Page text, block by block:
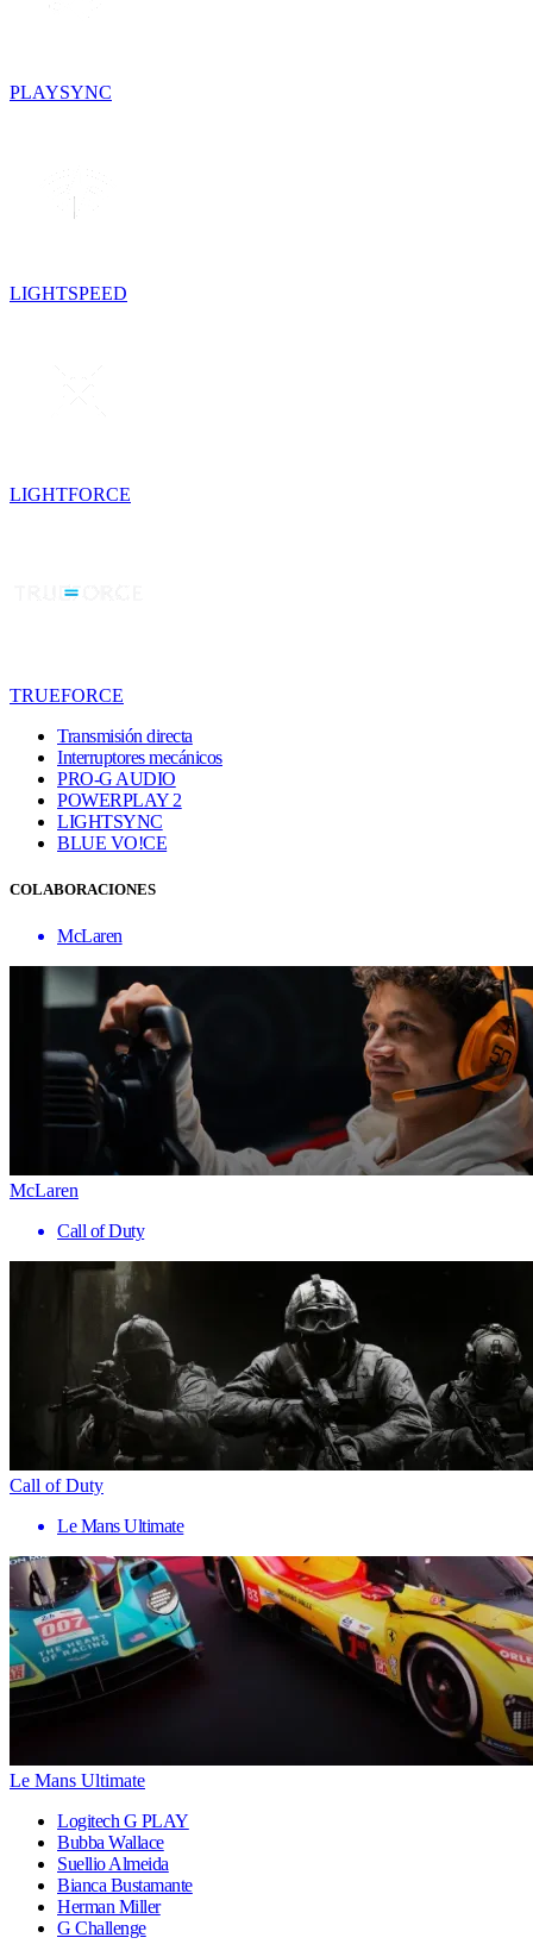
PLAYSYNC
LIGHTSPEED
LIGHTFORCE
TRUEFORCE
Transmisión directa
Interruptores mecánicos
PRO-G AUDIO
POWERPLAY 2
LIGHTSYNC
BLUE VO!CE
COLABORACIONES
McLaren
McLaren
Call of Duty
Call of Duty
Le Mans Ultimate
Le Mans Ultimate
Logitech G PLAY
Bubba Wallace
Suellio Almeida
Bianca Bustamante
Herman Miller
G Challenge